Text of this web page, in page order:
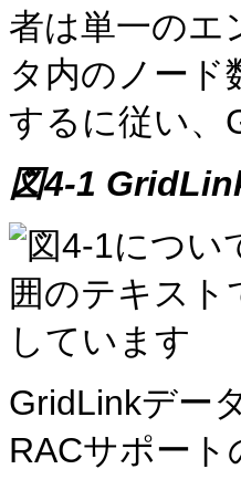
者は単一のエ
タ内のノード
するに従い、
図4-1
GridLinkデー
RACサポー